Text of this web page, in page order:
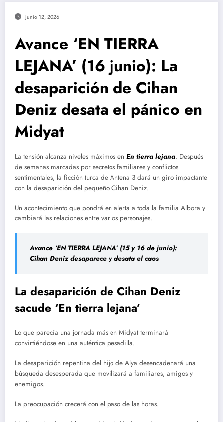
Junio 12, 2026
Avance ‘EN TIERRA
LEJANA’ (16 junio): La
desaparición de Cihan
Deniz desata el pánico en
Midyat
La tensión alcanza niveles máximos en En tierra lejana. Después
de semanas marcadas por secretos familiares y conflictos
sentimentales, la ficción turca de Antena 3 dará un giro impactante
con la desaparición del pequeño Cihan Deniz.
Un acontecimiento que pondrá en alerta a toda la familia Albora y
cambiará las relaciones entre varios personajes.
Avance ‘EN TIERRA LEJANA’ (15 y 16 de junio):
Cihan Deniz desaparece y desata el caos
La desaparición de Cihan Deniz
sacude ‘En tierra lejana’
Lo que parecía una jornada más en Midyat terminará
convirtiéndose en una auténtica pesadilla.
La desaparición repentina del hijo de Alya desencadenará una
búsqueda desesperada que movilizará a familiares, amigos y
enemigos.
La preocupación crecerá con el paso de las horas.